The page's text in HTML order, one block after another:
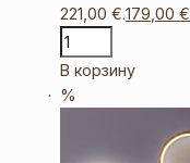
221,00 €.179,00€
В корзину
%